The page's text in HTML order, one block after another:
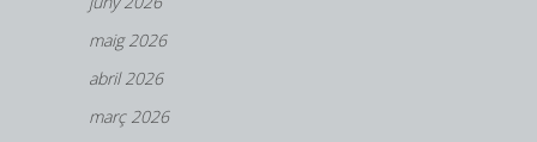
maig 2026
abril 2026
març 2026